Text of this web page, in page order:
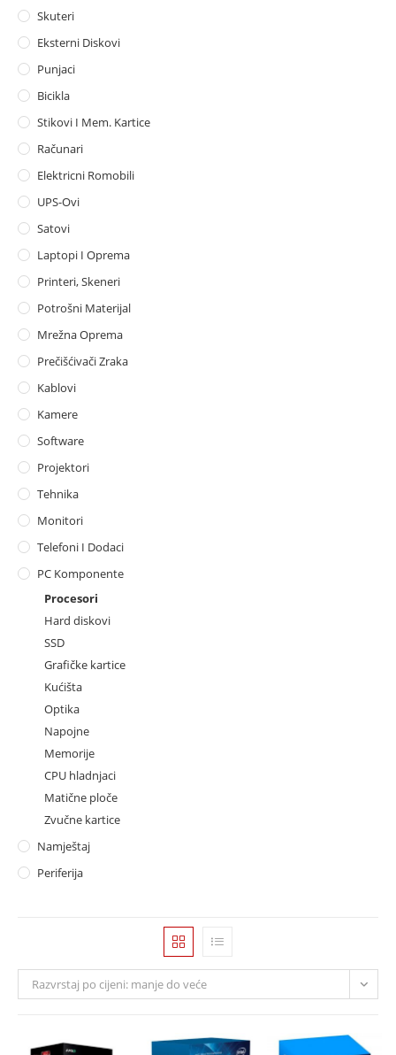
Skuteri
Eksterni Diskovi
Punjaci
Bicikla
Stikovi I Mem. Kartice
Računari
Elektricni Romobili
UPS-Ovi
Satovi
Laptopi I Oprema
Printeri, Skeneri
Potrošni Materijal
Mrežna Oprema
Prečišćivači Zraka
Kablovi
Kamere
Software
Projektori
Tehnika
Monitori
Telefoni I Dodaci
PC Komponente
Procesori
Hard diskovi
SSD
Grafičke kartice
Kućišta
Optika
Napojne
Memorije
CPU hladnjaci
Matične ploče
Zvučne kartice
Namještaj
Periferija
Razvrstaj po cijeni: manje do veće